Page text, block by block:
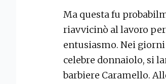
Ma questa fu
riavvicinò al lavoro
entusiasmo. Nei
celebre donnaiolo, si
barbiere Caramello.